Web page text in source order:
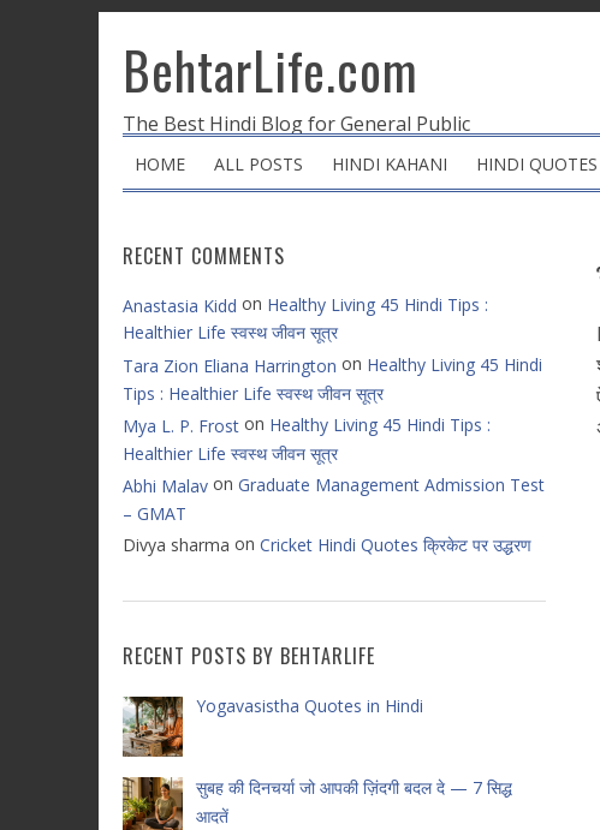
BehtarLife.com
The Best Hindi Blog for General Public
HOME ALL POSTS HINDI KAHANI HINDI QUOTES
RECENT COMMENTS
Anastasia Kidd on Healthy Living 45 Hindi Tips :
Healthier Life स्वस्थ जीवन सूत्र
Tara Zion Eliana Harrington on Healthy Living 45 Hindi
Tips : Healthier Life स्वस्थ जीवन सूत्र
Mya L. P. Frost on Healthy Living 45 Hindi Tips :
Healthier Life स्वस्थ जीवन सूत्र
Abhi Malav on Graduate Management Admission Test
– GMAT
Divya sharma on Cricket Hindi Quotes क्रिकेट पर उद्धरण
RECENT POSTS BY BEHTARLIFE
Yogavasistha Quotes in Hindi
सुबह की दिनचर्या जो आपकी ज़िंदगी बदल दे — 7 सिद्ध
आदतें